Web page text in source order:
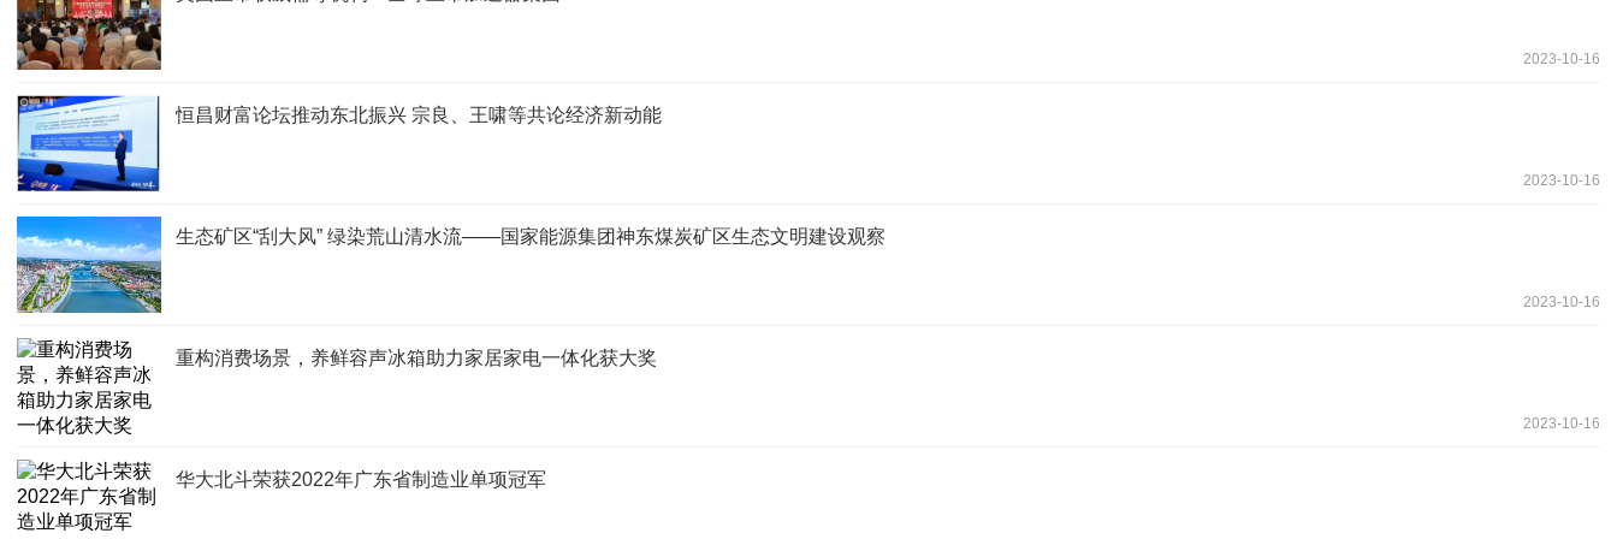
2023-10-16
恒昌财富论坛推动东北振兴 宗良、王啸等共论经济新动能
2023-10-16
生态矿区“刮大风” 绿染荒山清水流——国家能源集团神东煤炭矿区生态文明建设观察
2023-10-16
重构消费场景，养鲜容声冰箱助力家居家电一体化获大奖
2023-10-16
华大北斗荣获2022年广东省制造业单项冠军